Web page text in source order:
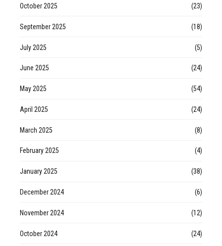
October 2025 (23)
September 2025 (18)
July 2025 (5)
June 2025 (24)
May 2025 (54)
April 2025 (24)
March 2025 (8)
February 2025 (4)
January 2025 (38)
December 2024 (6)
November 2024 (12)
October 2024 (24)